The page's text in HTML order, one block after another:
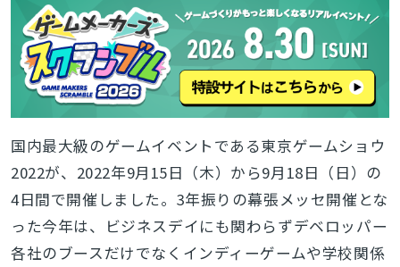
国内最大級のゲームイベントである東京ゲームショウ
2022が、2022年9月15日（木）から9月18日（日）の
4日間で開催しました。3年振りの幕張メッセ開催とな
った今年は、ビジネスデイにも関わらずデベロッパー
各社のブースだけでなくインディーゲームや学校関係